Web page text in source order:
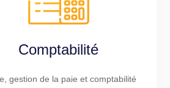
Comptabilité
gestion de la paie et comptabilité